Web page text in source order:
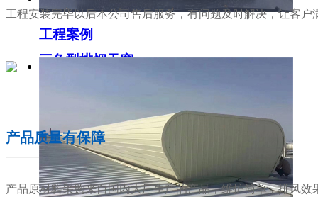
三角型排烟天窗
工程案例
工程安装完毕以后本公司售后服务，有问题及时解决，让客户
产品质量有保障
产品原材料采购来自国内大厂生产的产品，维护简单，排风效